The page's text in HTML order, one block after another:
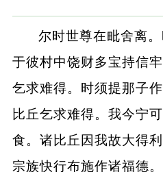
尔时世尊在毗舍离
于彼村中饶财多宝持信
乞求难得。时须提那子
比丘乞求难得。我今宁
食。诸比丘因我故大得
宗族快行布施作诸福德